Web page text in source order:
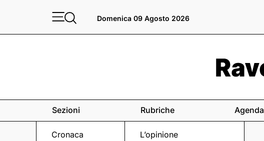
Domenica 09 Agosto 2026
Sezioni
Cronaca
Rubriche
L’opinione
Agenda